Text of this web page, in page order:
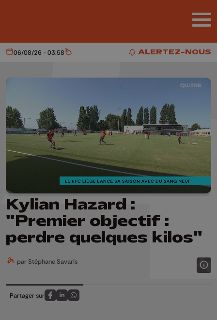
ALERTEZ-NOUS
ALERTEZ-NOUS
Aujourd'hui
06/08/26 - 03:58 Météo
Kylian Hazard :
"Premier objectif :
perdre quelques kilos"
par Stéphane Savaris
Partager sur
Partagez sur FaceBook
Partagez sur LinkedIn
Partagez sur Whatsapp